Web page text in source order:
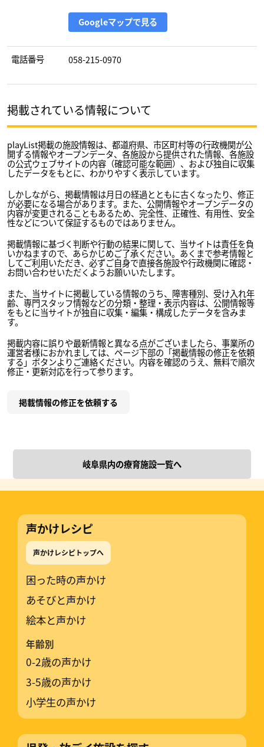
Googleマップで見る
電話番号 058-215-0970
掲載されている情報について
playList掲載の施設情報は、都道府県、市区町村等の行政機関が公
開する情報やオープンデータ、各施設から提供された情報、各施設
の公式ウェブサイトの内容（確認可能な範囲）、および独自に収集
したデータをもとに、わかりやすく表示しています。
しかしながら、掲載情報は月日の経過とともに古くなったり、修正
が必要になる場合があります。また、公開情報やオープンデータの
内容が変更されることもあるため、完全性、正確性、有用性、安全
性などについて保証するものではありません。
掲載情報に基づく判断や行動の結果に関して、当サイトは責任を負
いかねますので、あらかじめご了承ください。あくまで参考情報と
してご利用いただき、必ずご自身で直接各施設や行政機関に確認・
お問い合わせいただくようお願いいたします。
また、当サイトに掲載している情報のうち、障害種別、受け入れ年
齢、専門スタッフ情報などの分類・整理・表示内容は、公開情報等
をもとに当サイトが独自に収集・編集・構成したデータを含みま
す。
掲載内容に誤りや最新情報と異なる点がございましたら、事業所の
運営者様におかれましては、ページ下部の「掲載情報の修正を依頼
する」ボタンよりご連絡ください。内容を確認のうえ、無料で順次
修正・更新対応を行って参ります。
掲載情報の修正を依頼する
岐阜県内の療育施設一覧へ
声かけレシピ
声かけレシピトップへ
困った時の声かけ
あそびと声かけ
絵本と声かけ
年齢別
0-2歳の声かけ
3-5歳の声かけ
小学生の声かけ